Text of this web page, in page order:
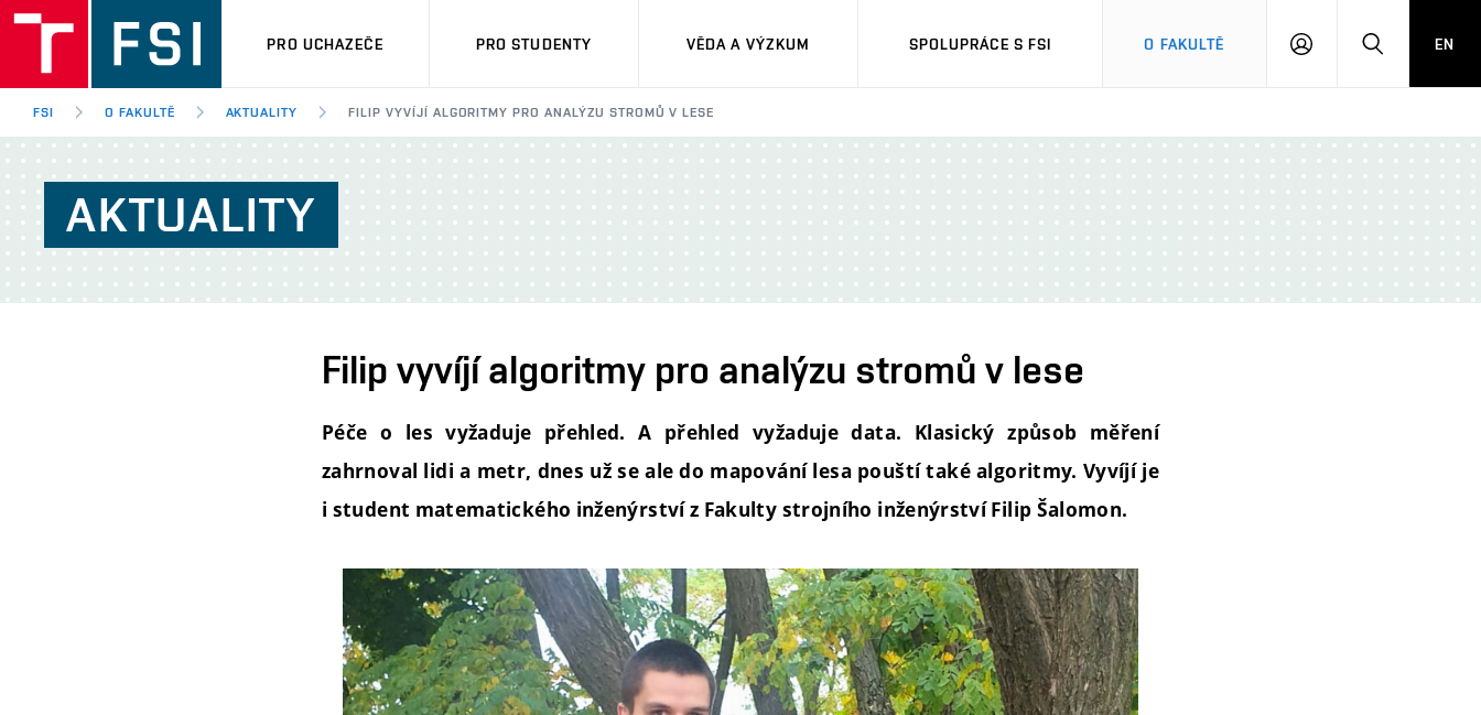
PRO UCHAZEČE PRO STUDENTY VĚDA A VÝZKUM SPOLUPRÁCE S FSI O FAKULTĚ
PŘIHLÁŠENÍHLEDAT
EN
FSI O FAKULTĚ AKTUALITY FILIP VYVÍJÍ ALGORITMY PRO ANALÝZU STROMŮ V LESE
AKTUALITY
Filip vyvíjí algoritmy pro analýzu stromů v lese
Péče o les vyžaduje přehled. A přehled vyžaduje data. Klasický způsob měření
zahrnoval lidi a metr, dnes už se ale do mapování lesa pouští také algoritmy. Vyvíjí je
i student matematického inženýrství z Fakulty strojního inženýrství Filip Šalomon.